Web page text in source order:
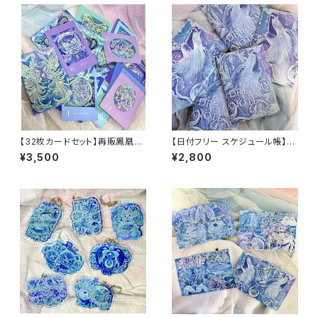
【32枚カードセット】再販鳳凰パ
ッケージ DREAMY VISION オ
ラクルカード 絵 意味
¥3,500
【日付フリー スケジュール帳】D
REAMY NOTE(オオカミ)
¥2,800